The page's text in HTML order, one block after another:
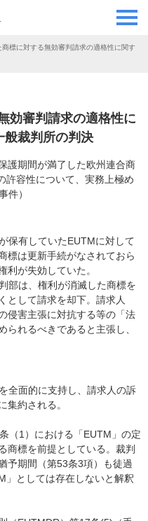
商標に対する無効審判請求の適格性に関す
効審判請求の適格性に
般裁判所の判決
護期間が満了した欧州連合商
許容性について、実務上極め
件）
保有していたEUTMに対して
標は更新手続がなされておら
利が失効していた。
部は、権利が消滅した商標を
として請求を却下。請求人
侵害主張に対抗する等の「法
られるべきであると主張し、
全面的に支持し、請求人の訴
集約される。
（1）における「EUTM」の定
商標を前提としている。裁判
予期間（第53条3項）も徒過
」としては存在しないと解釈